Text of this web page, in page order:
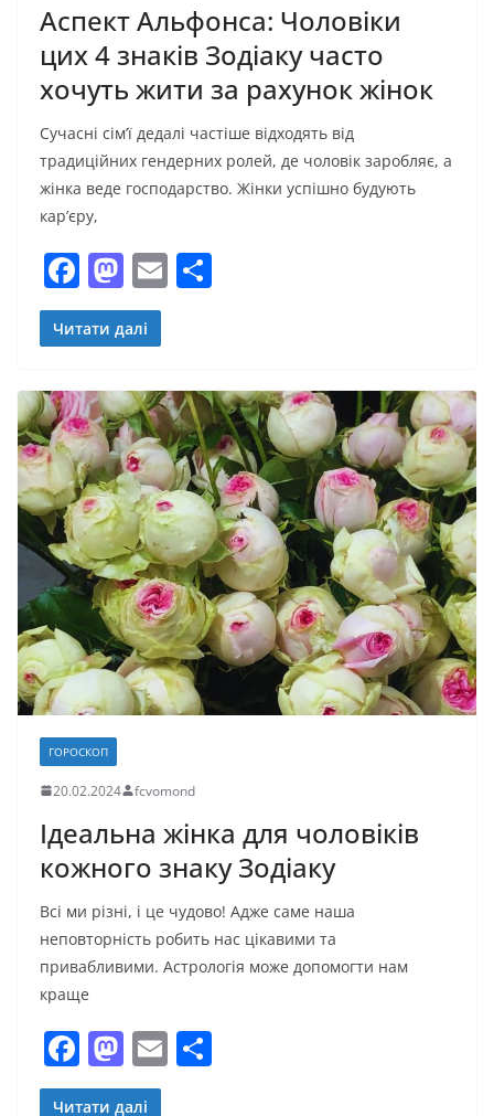
Аспект Альфонса: Чоловіки
цих 4 знаків Зодіаку часто
хочуть жити за рахунок жінок
Сучасні сім’ї дедалі частіше відходять від
традиційних гендерних ролей, де чоловік заробляє, а
жінка веде господарство. Жінки успішно будують
кар’єру,
F
a
c
b
o
o
k
M
a
st
d
o
n
E
и
т
и
с
я
Читати далі
ГОРОСКОП
20.02.2024 fcvomond
Ідеальна жінка для чоловіків
кожного знаку Зодіаку
Всі ми різні, і це чудово! Адже саме наша
неповторність робить нас цікавими та
привабливими. Астрологія може допомогти нам
краще
F
a
M
a
E
Читати далі